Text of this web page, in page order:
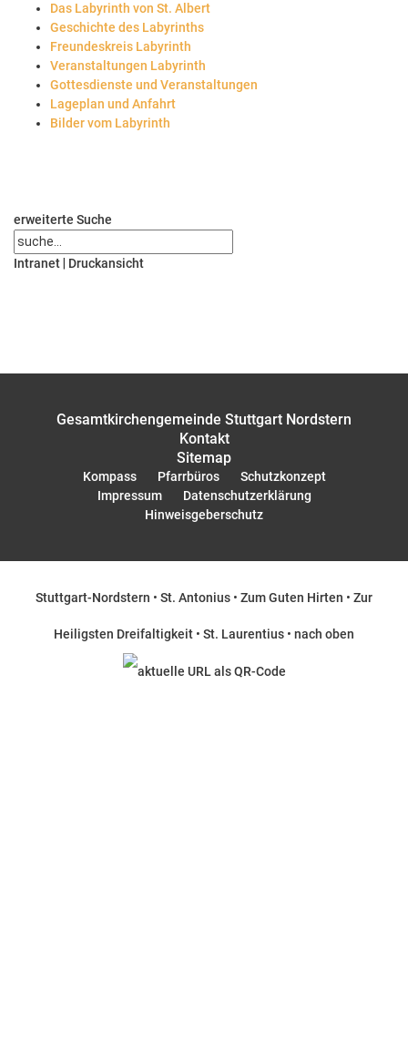
Das Labyrinth von St. Albert
Geschichte des Labyrinths
Freundeskreis Labyrinth
Veranstaltungen Labyrinth
Gottesdienste und Veranstaltungen
Lageplan und Anfahrt
Bilder vom Labyrinth
erweiterte Suche
Intranet Druckansicht
Gesamtkirchengemeinde Stuttgart Nordstern
Kontakt
Sitemap
Kompass Pfarrbüros
Schutzkonzept
Impressum
Datenschutzerklärung
Hinweisgeberschutz
Stuttgart-Nordstern • St. Antonius • Zum Guten Hirten • Zur
Heiligsten Dreifaltigkeit • St. Laurentius • nach oben